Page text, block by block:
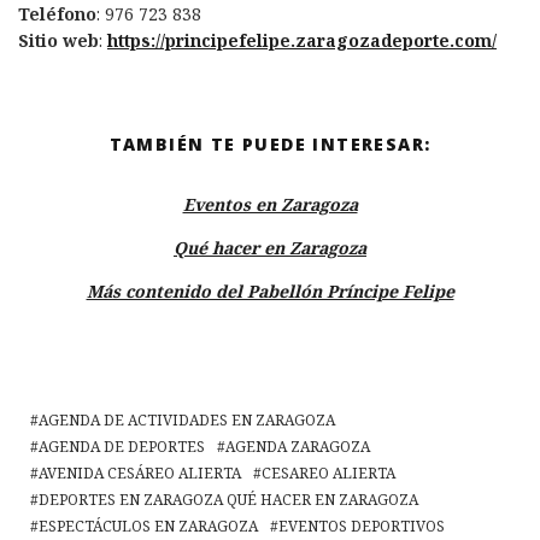
Teléfono: 976 723 838
Sitio web:https://principefelipe.zaragozadeporte.com/
TAMBIÉN TE PUEDE INTERESAR:
Eventos en Zaragoza
Qué hacer en Zaragoza
Más contenido del Pabellón Príncipe Felipe
AGENDA DE ACTIVIDADES EN ZARAGOZA
AGENDA DE DEPORTES
AGENDA ZARAGOZA
AVENIDA CESÁREO ALIERTA
CESAREO ALIERTA
DEPORTES EN ZARAGOZA QUÉ HACER EN ZARAGOZA
ESPECTÁCULOS EN ZARAGOZA
EVENTOS DEPORTIVOS